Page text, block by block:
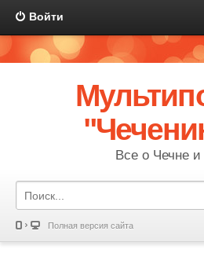
Войти
Все о Чечне
Полная версия сайта